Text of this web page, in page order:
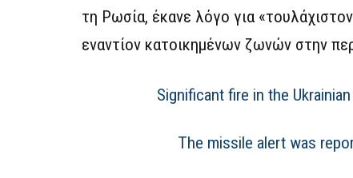
τη Ρωσία, έκανε λόγο για
εναντίον κατοικημένων ζωνών στην
Significant fire in the
The missile alert was